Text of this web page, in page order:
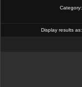
Category:
Display results as: